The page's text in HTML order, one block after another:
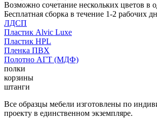
Возможно сочетание нескольких цветов в
Бесплатная сборка в течение 1-2 рабочих
ЛДСП
Пластик Alvic Luxe
Пластик HPL
Пленка ПВХ
Полотно АГТ (МДФ)
полки
корзины
штанги
Все образцы мебели изготовлены по
проекту в единственном экземпляре.